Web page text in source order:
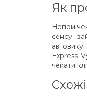
Як
сенсу
Express
чекати